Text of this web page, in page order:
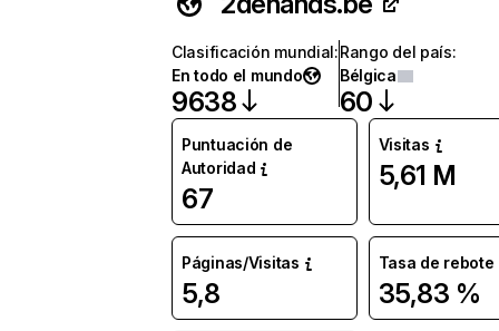
Clasificación mundial:
En todo el mundo
9638
Rango del país:
Bélgica
60
Puntuación de
Autoridad
67
Visitas
5,61 M
Páginas/Visitas
5,8
Tasa de rebote
35,83 %